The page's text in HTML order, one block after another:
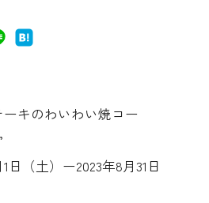
ーキのわいわい焼コー
（土）ー2023年8月31日